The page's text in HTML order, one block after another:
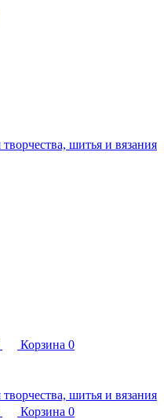
Корзина 0
Корзина 0